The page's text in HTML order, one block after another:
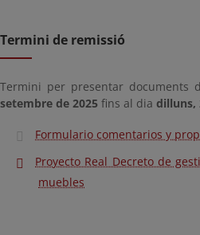
Termini de remissió
Termini per presentar documents
setembre de 2025 fins al dia dilluns,
Formulario comentarios y
Proyecto Real Decreto de
muebles